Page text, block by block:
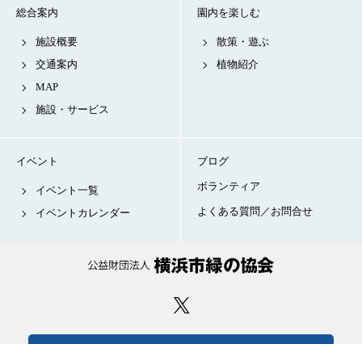
総合案内
施設概要
交通案内
MAP
施設・サービス
園内を楽しむ
散策・遊ぶ
植物紹介
イベント
イベント一覧
イベントカレンダー
ブログ
ボランティア
よくある質問／お問合せ